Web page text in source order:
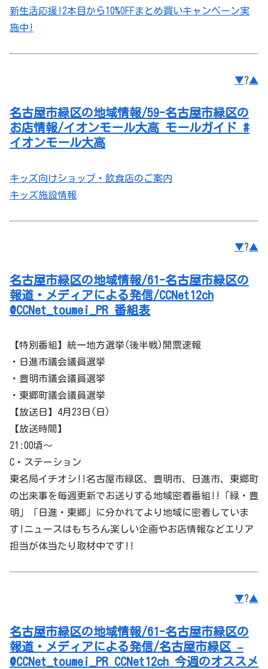
新生活応援!2本目から10%OFFまとめ買いキャンペーン実
施中!
▼?▲
名古屋市緑区の地域情報/59-名古屋市緑区の
お店情報/イオンモール大高 モールガイド #
イオンモール大高
キッズ向けショップ・飲食店のご案内
キッズ施設情報
▼?▲
名古屋市緑区の地域情報/61-名古屋市緑区の
報道・メディアによる発信/CCNet12ch
@CCNet_toumei_PR 番組表
【特別番組】統一地方選挙(後半戦)開票速報
・日進市議会議員選挙
・豊明市議会議員選挙
・東郷町議会議員選挙
【放送日】4月23日(日)
【放送時間】
21:00頃～
C・ステーション
東名局イチオシ!!名古屋市緑区、豊明市、日進市、東郷町
の出来事を毎週更新でお送りする地域密着番組!!「緑・豊
明」「日進・東郷」に分かれてより地域に密着していま
す!ニュースはもちろん楽しい企画やお店情報などエリア
担当が体当たり取材中です!!
▼?▲
名古屋市緑区の地域情報/61-名古屋市緑区の
報道・メディアによる発信/名古屋市緑区 –
@CCNet_toumei_PR CCNet12ch 今週のオススメ